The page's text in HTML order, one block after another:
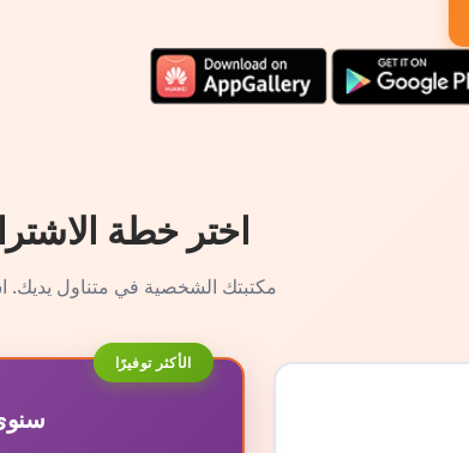
اختر خطة
مكتبتك الشخصية في متناول يديك.
الأكثر توفيرًا